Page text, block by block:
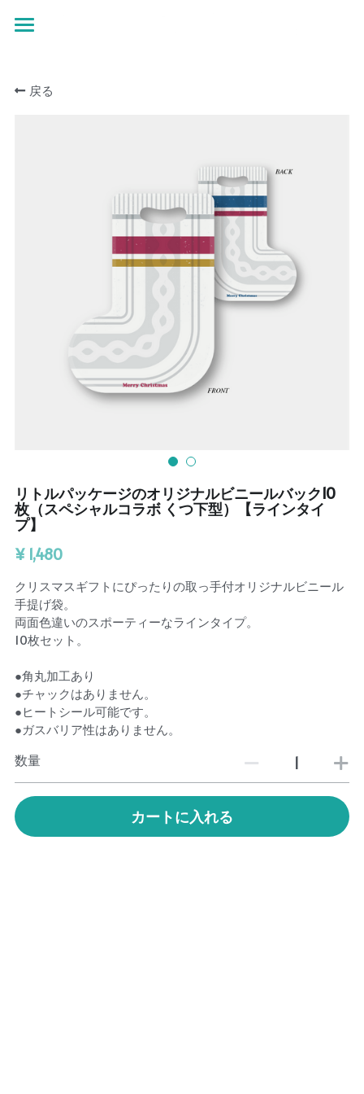
お問い合わせ
オンデマンド特設ページ
戻る
リトルパッケージのオリジナルビニールバック10
枚（スペシャルコラボ くつ下型）【ラインタイ
プ】
¥ 1,480
クリスマスギフトにぴったりの取っ手付オリジナルビニール
手提げ袋。
両面色違いのスポーティーなラインタイプ。
10枚セット。
●角丸加工あり
●チャックはありません。
●ヒートシール可能です。
●ガスバリア性はありません。
数量
カートに入れる